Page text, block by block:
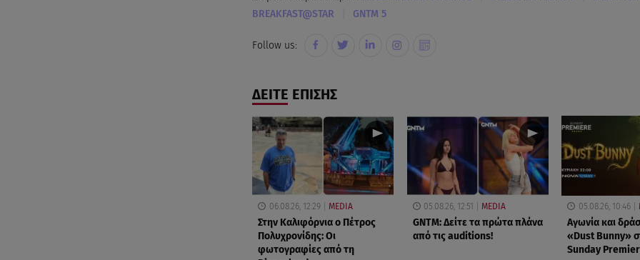
BREAKFAST@STAR GNTM 5
Follow us:
ΔΕΙΤΕ ΕΠΙΣΗΣ
06.08.26, 12:29 MEDIA
Στην Καλιφόρνια ο Πέτρος
Πολυχρονίδης: Οι
φωτογραφίες από τη
05.08.26, 12:51 MEDIA
GNTM: Δείτε τα πρώτα πλάνα
από τις auditions!
05.08.26, 10:46
Αγωνία και
«Dust Bunny»
Sunday